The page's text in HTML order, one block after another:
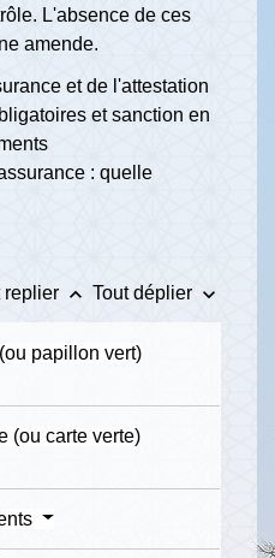
L'absence de ces
amende.
: quelle
replier keyboard_arrow_up Tout déplier keyboard_arrow_down
papillon vert)
(ou carte verte)